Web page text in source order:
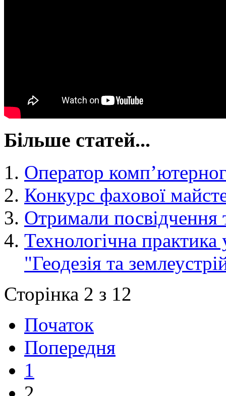
Більше статей...
Оператор
Конкурс фахової
Отримали посвідчення
Технологічна практика
"Геодезія та
Сторінка 2 з 12
Початок
Попередня
1